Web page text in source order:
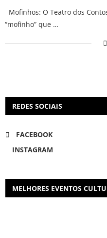
Mofinhos: O Teatro dos
“mofinho” que …
REDES SOCIAIS
FACEBOOK
INSTAGRAM
MELHORES EVENTOS